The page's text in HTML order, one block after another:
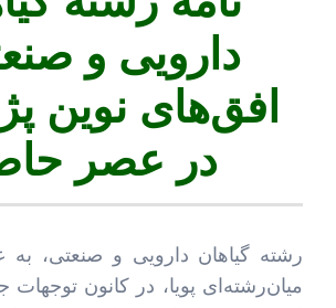
دارویی و
افق‌های نوین
در عصر
رشته گیاهان دارویی و صنعتی، به
میان‌رشته‌ای پویا، در کانون توجهات